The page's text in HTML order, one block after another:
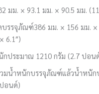
มม. × 93.1 มม. × 90.5 มม.
บรรจุภัณฑ์386 มม. × 156 มม.
6.1″)
กประมาณ 1210 กรัม (2.7 ปอน
วมน้ำหนักบรรจุภัณฑ์แล้วน้ำหนัก
อนด์)